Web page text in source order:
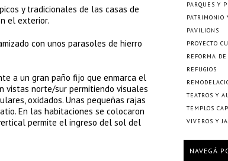
y tradicionales de las casas de
el exterior.
con unos parasoles de hierro
a un gran paño fijo que enmarca el
vistas norte/sur permitiendo visuales
oxidados. Unas pequeñas rajas
En las habitaciones se colocaron
permite el ingreso del sol del
PARQUES Y
PATRIMONIO
PAVILIONS
PROYECTO
REFORMA
REFUGIOS
TEATROS Y
TEMPLOS
VIVEROS Y
NAVEGÁ